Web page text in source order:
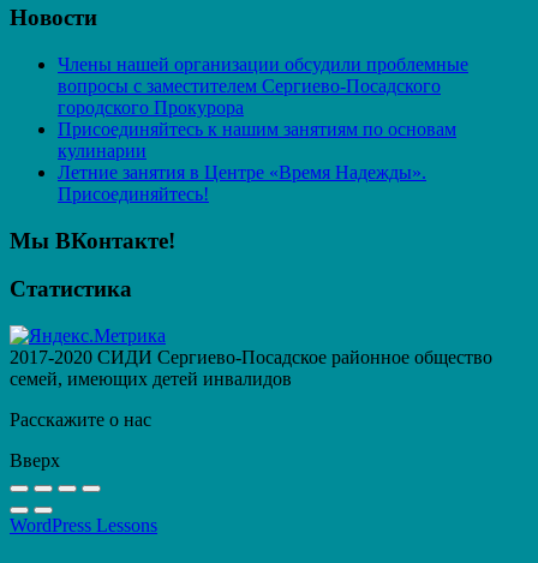
Новости
Члены нашей организации обсудили проблемные
вопросы с заместителем Сергиево-Посадского
городского Прокурора
Присоединяйтесь к нашим занятиям по основам
кулинарии
Летние занятия в Центре «Время Надежды».
Присоединяйтесь!
Мы ВКонтакте!
Статистика
2017-2020 СИДИ Сергиево-Посадское районное общество
семей, имеющих детей инвалидов
Расскажите о нас
Вверх
WordPress Lessons